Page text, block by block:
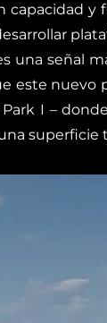
capacidad
una señal
este nuevo
I –
superficie